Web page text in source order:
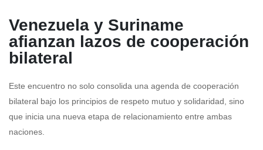
Venezuela y Suriname
afianzan lazos de cooperación
bilateral
Este encuentro no solo consolida una agenda de cooperación
bilateral bajo los principios de respeto mutuo y solidaridad, sino
que inicia una nueva etapa de relacionamiento entre ambas
naciones.